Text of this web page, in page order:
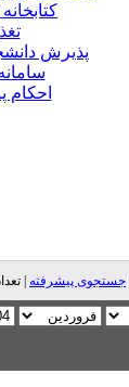
پذیرش
احکام
جستجوی پیشرفته | تعداد کل